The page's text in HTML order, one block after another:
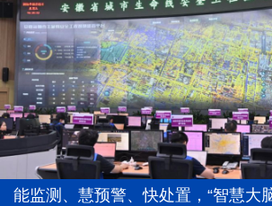
能监测、慧预警、快处置，“智慧大